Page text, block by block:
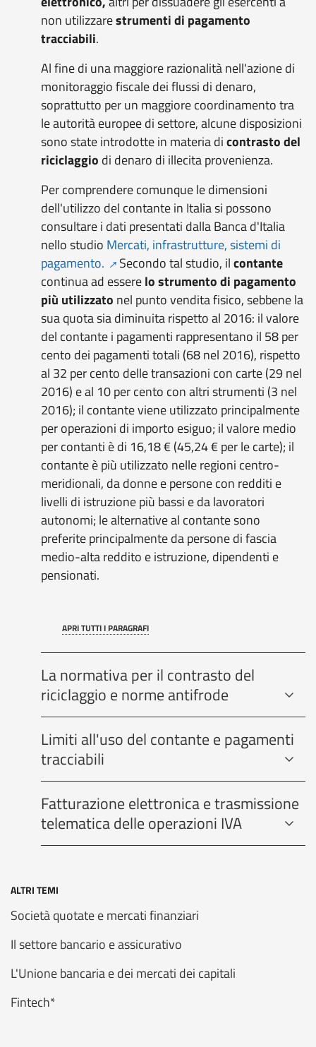
non utilizzarestrumenti di pagamento
tracciabili.
Al fine di una maggiore razionalità nell'azione di
monitoraggio fiscale dei flussi di denaro,
soprattutto per un maggiore coordinamento tra
le autorità europee di settore, alcune disposizioni
sono state introdotte in materia dicontrasto del
riciclaggio di denaro di illecita provenienza.
Per comprendere comunque le dimensioni
dell'utilizzo del contante in Italia si possono
consultare i dati presentati dalla Banca d'Italia
nello studio Mercati, infrastrutture, sistemi di
pagamento.
Secondo tal studio, ilcontante
continua ad esserelo strumento di pagamento
più utilizzato nel punto vendita fisico, sebbene la
sua quota sia diminuita rispetto al 2016: il valore
del contante i pagamenti rappresentano il 58 per
cento dei pagamenti totali (68 nel 2016), rispetto
al 32 per cento delle transazioni con carte (29 nel
2016) e al 10 per cento con altri strumenti (3 nel
2016); il contante viene utilizzato principalmente
per operazioni di importo esiguo; il valore medio
per contanti è di 16,18 € (45,24 € per le carte); il
contante è più utilizzato nelle regioni centro-
meridionali, da donne e persone con redditi e
livelli di istruzione più bassi e da lavoratori
autonomi; le alternative al contante sono
preferite principalmente da persone di fascia
medio-alta reddito e istruzione, dipendenti e
pensionati.
APRI TUTTI I PARAGRAFI
La normativa per il contrasto del
riciclaggio e norme antifrode
Limiti all'uso del contante e pagamenti
tracciabili
Fatturazione elettronica e trasmissione
telematica delle operazioni IVA
ALTRI TEMI
Società quotate e mercati finanziari
Il settore bancario e assicurativo
L'Unione bancaria e dei mercati dei capitali
Fintech*